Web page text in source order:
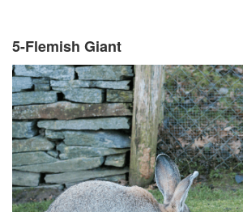
5-Flemish Giant